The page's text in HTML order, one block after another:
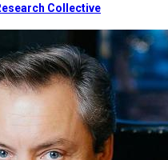
Collective